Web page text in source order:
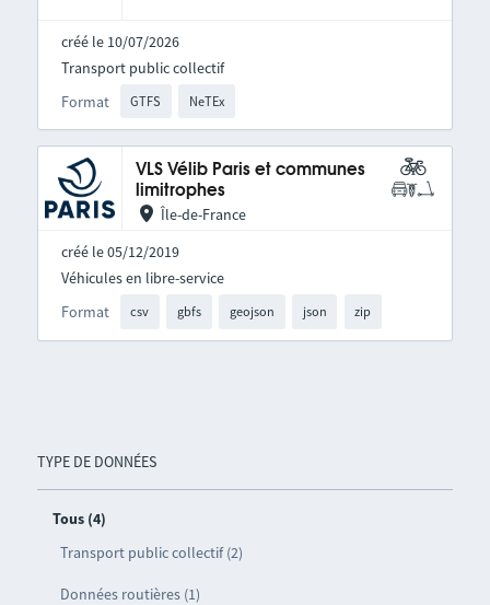
TYPE DE DONNÉES
Tous (4)
Transport public collectif (2)
Données routières (1)
créé le 10/07/2026
Format GTFS NeTEx
Transport public collectif
VLS Vélib Paris et communes
limitrophes
Île-de-France
créé le 05/12/2019
Format csv gbfs geojson json zip
Véhicules en libre-service